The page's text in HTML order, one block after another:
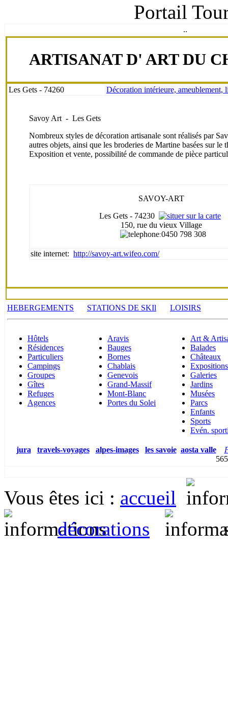
Portail
..
ARTISANAT D' ART DU
Les Gets - 74260 Décoration intérieure, ameublement,
Savoy Art - Les Gets
Nombreux styles de décoration artisanale sont réalisés par
autres objets, ainsi que les broderies de Martine basées sur le
Exposition et vente, possibilité de commande de pièce
SAVOY-ART
Les Gets - 74230
150, rue du vieux Village
:0450 798 308
site internet: http://savoy-art.wifeo.com/
HEBERGEMENTS STATIONS DE SKIl LOISIRS
Hôtels
Résidences
Particuliers
Campings
Groupes
Gîtes
Refuges
Agences
Aravis
Bauges
Bornes
Chablais
Genevois
Grand-Massif
Mont-Blanc
Portes du Solei
Art &
Balades
Châteaux
Expositions
Galeries
Jardins
Musées
Parcs
Enfants
Sports
Evén.
jura travels-voyages alpes-images les savoie aosta valle
Vous êtes ici : accueil
décorations